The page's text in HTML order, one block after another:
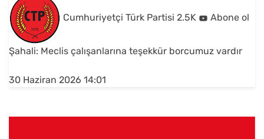
Cumhuriyetçi Türk Partisi 2.5K Abone ol
Şahali: Meclis çalışanlarına teşekkür borcumuz vardır
30 Haziran 2026 14:01